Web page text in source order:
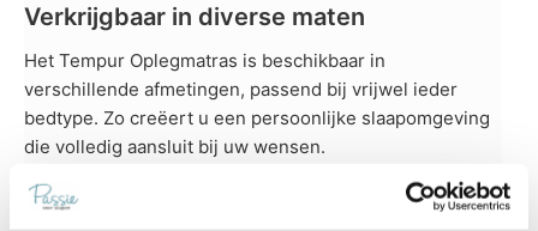
Verkrijgbaar in diverse maten
Het Tempur Oplegmatras is beschikbaar in
verschillende afmetingen, passend bij vrijwel ieder
bedtype. Zo creëert u een persoonlijke slaapomgeving
die volledig aansluit bij uw wensen.
Maten afgestemd op uw bedtype